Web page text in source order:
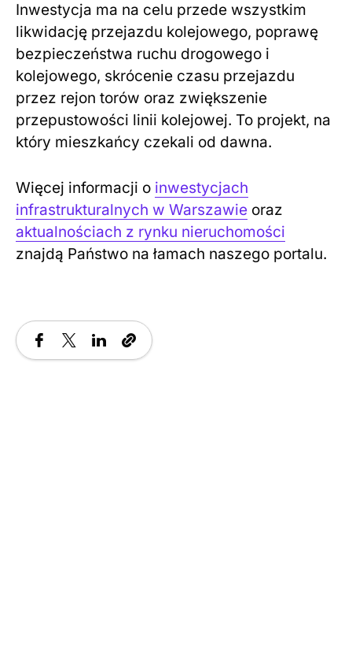
Inwestycja ma na celu przede wszystkim
likwidację przejazdu kolejowego, poprawę
bezpieczeństwa ruchu drogowego i
kolejowego, skrócenie czasu przejazdu
przez rejon torów oraz zwiększenie
przepustowości linii kolejowej. To projekt, na
który mieszkańcy czekali od dawna.
Więcej informacji o inwestycjach
infrastrukturalnych w Warszawie oraz
aktualnościach z rynku nieruchomości
znajdą Państwo na łamach naszego portalu.